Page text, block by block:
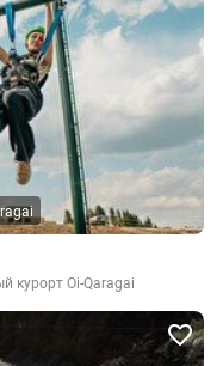
курорт Oi-Qaragai